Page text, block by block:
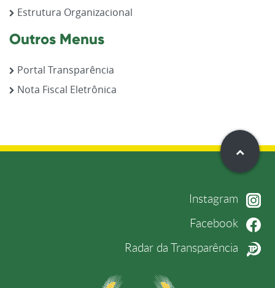
Estrutura Organizacional
Outros Menus
Portal Transparência
Nota Fiscal Eletrônica
Instagram
Facebook
Radar da Transparência